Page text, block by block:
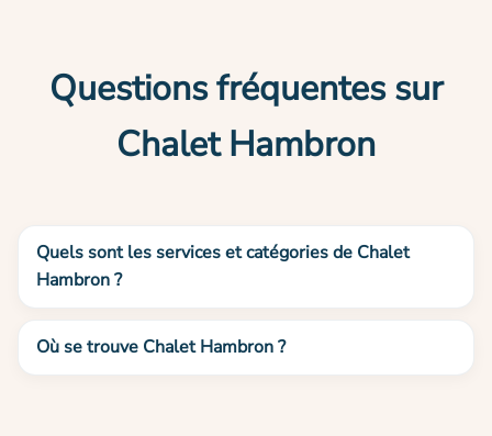
Questions fréquentes sur
Chalet Hambron
Quels sont les services et catégories de Chalet
Hambron ?
Où se trouve Chalet Hambron ?